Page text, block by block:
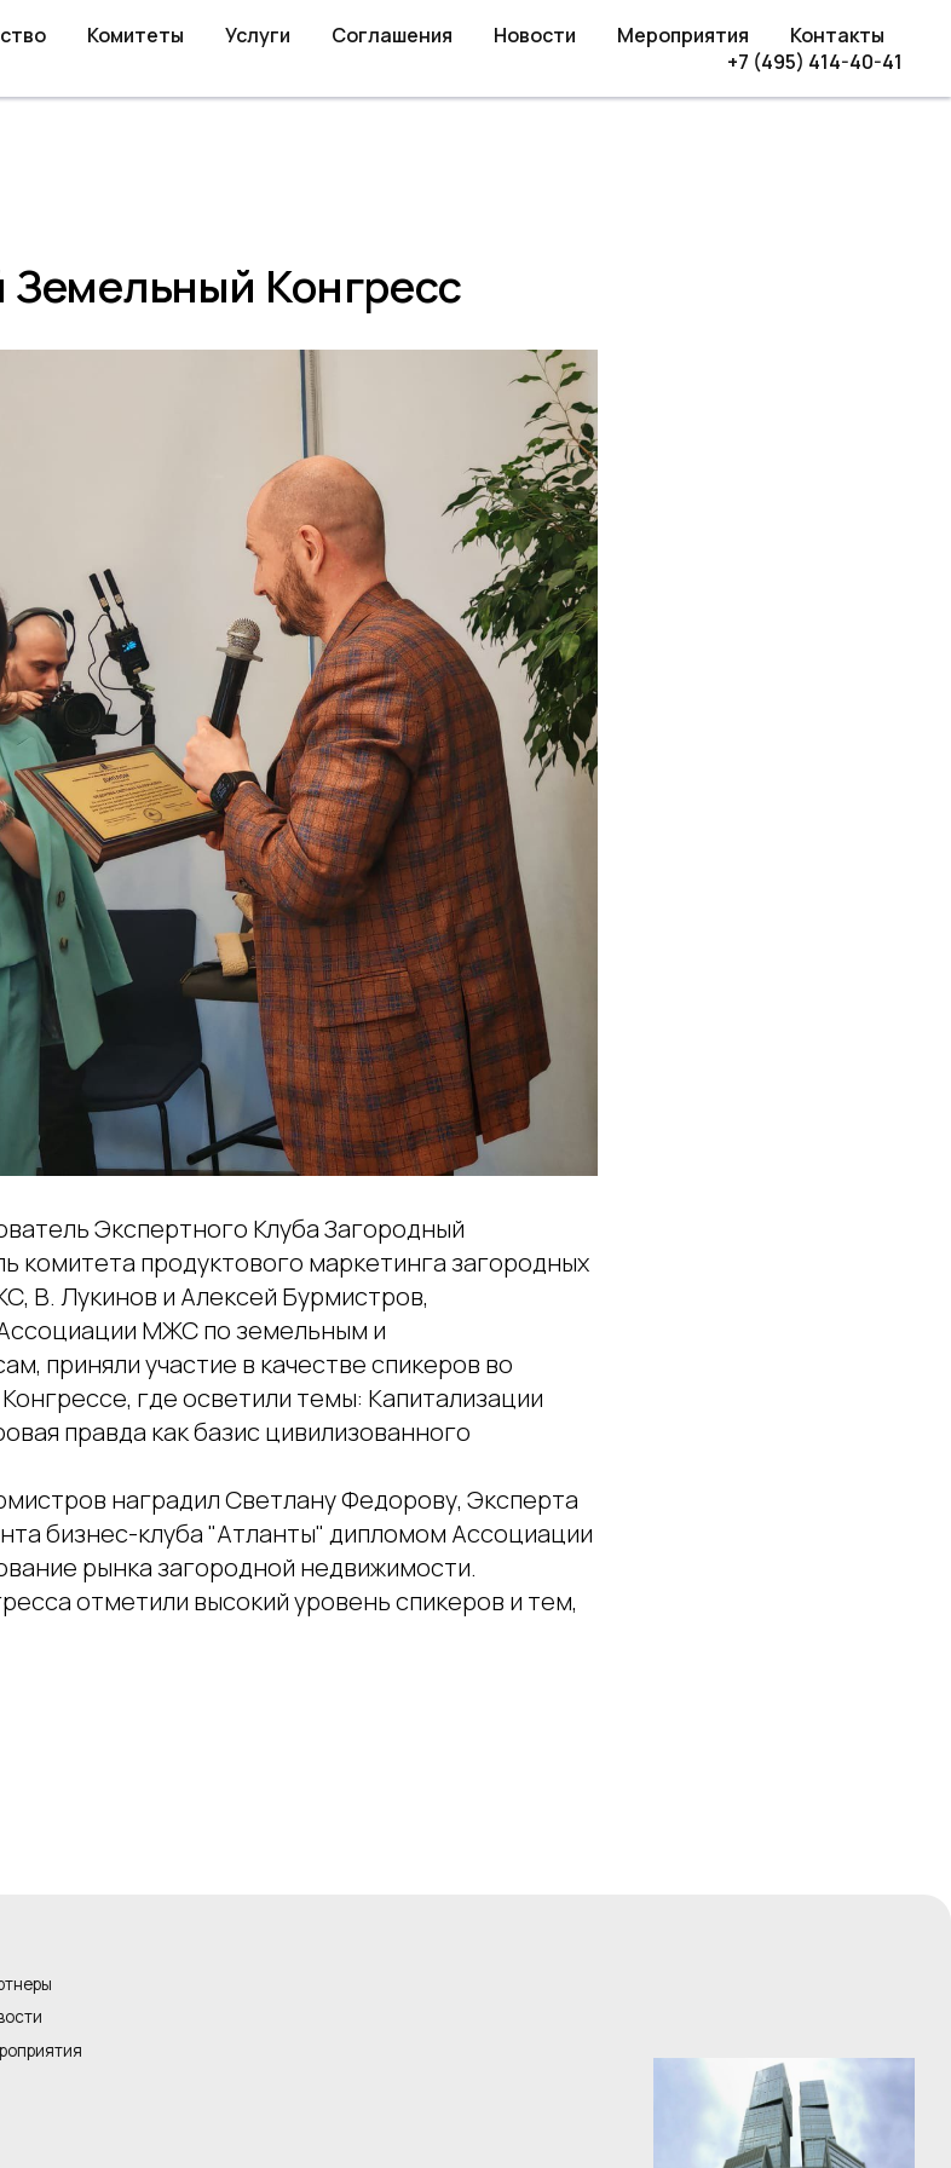
Комитеты Услуги Соглашения Новости Мероприятия
Контакты
+7 (495) 414-40-41
Земельный Конгресс
Экспертного Клуба Загородный
комитета продуктового маркетинга загородных
В. Лукинов и Алексей Бурмистров,
МЖС по земельным и
приняли участие в качестве спикеров во
где осветили темы: Капитализации
правда как базис цивилизованного
наградил Светлану Федорову, Эксперта
бизнес-клуба "Атланты" дипломом Ассоциации
рынка загородной недвижимости.
отметили высокий уровень спикеров и тем,
8,
башня